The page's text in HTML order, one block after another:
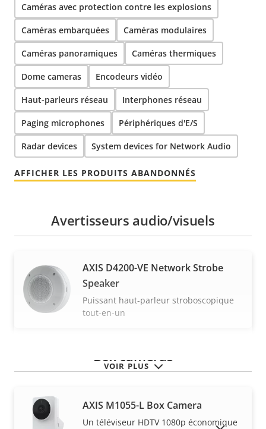
Caméras avec protection contre les explosions
Caméras embarquées Caméras modulaires
Caméras panoramiques Caméras thermiques
Dome cameras Encodeurs vidéo
Haut-parleurs réseau Interphones réseau
Paging microphones Périphériques d'E/S
Radar devices System devices for Network Audio
AFFICHER LES PRODUITS ABANDONNÉS
VOIR PLUS
Avertisseurs audio/visuels
AXIS D4200-VE Network Strobe
Speaker
Puissant haut-parleur stroboscopique
tout-en-un
Box cameras
AXIS M1055-L Box Camera
Un téléviseur HDTV 1080p économique